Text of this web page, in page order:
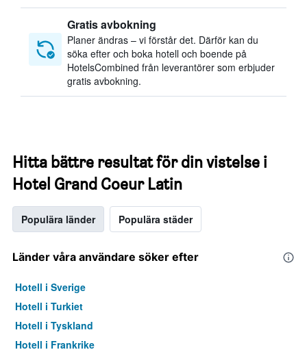
Gratis avbokning
Planer ändras – vi förstår det. Därför kan du
söka efter och boka hotell och boende på
HotelsCombined från leverantörer som erbjuder
gratis avbokning.
Hitta bättre resultat för din vistelse i
Hotel Grand Coeur Latin
Populära länder Populära städer
Länder våra användare söker efter
Hotell i Sverige
Hotell i Turkiet
Hotell i Tyskland
Hotell i Frankrike